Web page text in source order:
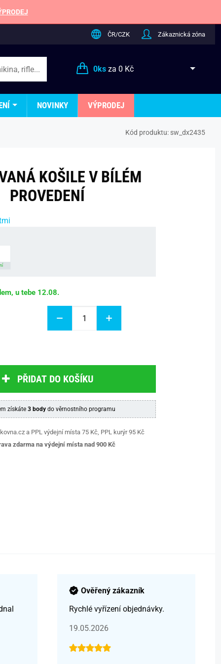
ČR/CZK Zákaznická zóna
0ksza 0 Kč
NOVINKY VÝPRODEJ
Kód produktu: sw_dx2435
KOŠILE V BÍLÉM
PROVEDENÍ
u tebe 12.08.
PŘIDAT DO KOŠÍKU
získáte 3 bodydo věrnostního programu
a PPL výdejní místa 75 Kč, PPL kurýr 95 Kč
zdarma na výdejní místa nad 900 Kč
Ověřený zákazník
Rychlé vyřízení objednávky.
19.05.2026